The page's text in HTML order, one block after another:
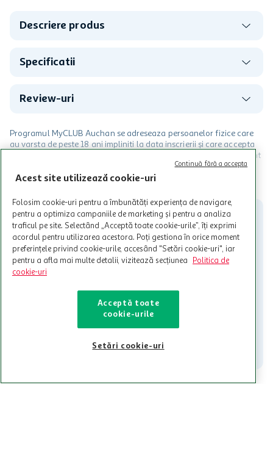
Descriere produs
Specificatii
Review-uri
Programul MyCLUB Auchan se adreseaza persoanelor fizice care
au varsta de peste 18 ani impliniti la data inscrierii și care accepta
Termenele și Condițiile Programului. Ofertele MyCLUB Auchan sunt
valabile in limita stocurilor disponibile. Beneficiile se acorda in
limita a 12 unitati / card client o singura data in perioada promotiei.
participante și pentru acțiuni promotionale indicate de Auchan si
nu poate fi utilizat in legatura cu alti comercianți sau pentru alte
activitati in afara celor mentionate in Termene si Conditii. Auchan
nu raspunde pentru imposibilitatea utilizarii Cardului in perioada in
care aceste este suspendat sau in perioada in care sunt efectuate
intretineri sau reparatii tehnice la sistemul de utilizarea al Cardului.
CITESTE MAI MULT
Iti stam mereu la dispozitie.
021-9141 contact@auchan.ro
Contact
Acest site utilizează cookie-uri
Folosim cookie-uri pentru a îmbunătăți experiența de navigare,
pentru a optimiza campaniile de marketing și pentru a analiza
traficul pe site. Selectând „Acceptă toate cookie-urile”, îți exprimi
acordul pentru utilizarea acestora. Poți gestiona în orice moment
preferințele privind cookie-urile, accesând "Setări cookie-uri", iar
pentru a afla mai multe detalii, vizitează secțiunea
Politica de
cookie-uri
Acceptă toate
cookie-urile
Setări cookie-uri
Continuă fără a accepta